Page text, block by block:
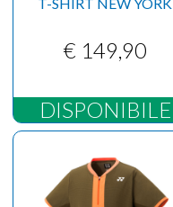
€ 149,90
DISPONIBILE